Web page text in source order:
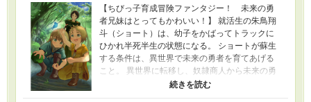
【ちびっ子育成冒険ファンタジー！ 未来の勇
者兄妹はとってもかわいい！】 就活生の朱鳥翔
斗（ショート）は、幼子をかばってトラックに
ひかれ半死半生の状態になる。 ショートが蘇生
する条件は、異世界で未来の勇者を育てあげる
こと。 異世界に転移し、奴隷商人から未来の勇
者兄妹を助け出すショート。 だが、未来の勇者